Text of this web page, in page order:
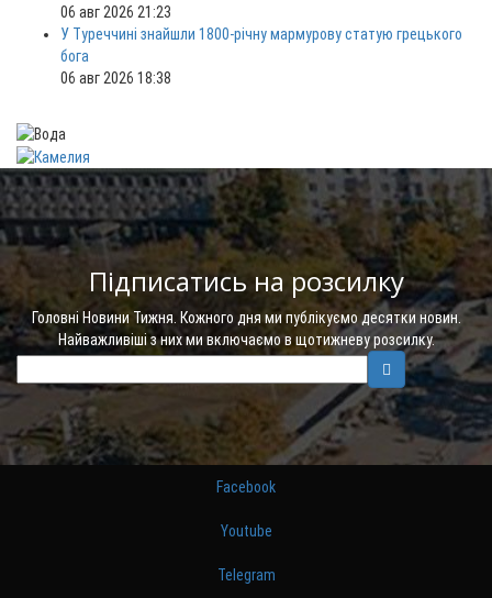
06 авг 2026 21:23
У Туреччині знайшли 1800-річну мармурову статую грецького
бога
06 авг 2026 18:38
Підписатись на розсилку
Головні Новини Тижня. Кожного дня ми публікуємо десятки новин.
Найважливіші з них ми включаємо в щотижневу розсилку.
Facebook
Youtube
Telegram